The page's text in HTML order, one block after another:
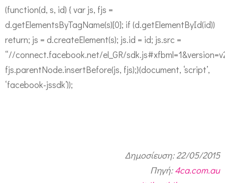
(function(d, s, id) { var js, fjs =
d.getElementsByTagName(s)[0]; if (d.getElementById(id))
return; js = d.createElement(s); js.id = id; js.src =
“//connect.facebook.net/el_GR/
fjs.parentNode.insertBefore(js, fjs);}(document, ‘script’,
‘facebook-jssdk’));
Δημοσίευση: 22/05/2015
Πηγή:4ca.com.au